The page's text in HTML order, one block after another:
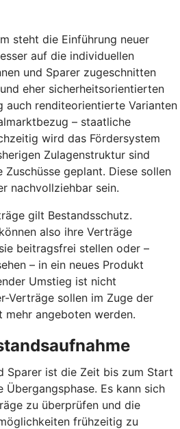
steht die Einführung neuer
auf die individuellen
und Sparer zugeschnitten
eher sicherheitsorientierten
auch renditeorientierte Varianten
– staatliche
wird das Fördersystem
Zulagenstruktur sind
geplant. Diese sollen
nachvollziehbar sein.
gilt Bestandsschutz.
also ihre Verträge
beitragsfrei stellen oder –
– in ein neues Produkt
Umstieg ist nicht
Verträge sollen im Zuge der
angeboten werden.
Sparer ist die Zeit bis zum Start
Es kann sich
zu überprüfen und die
frühzeitig zu